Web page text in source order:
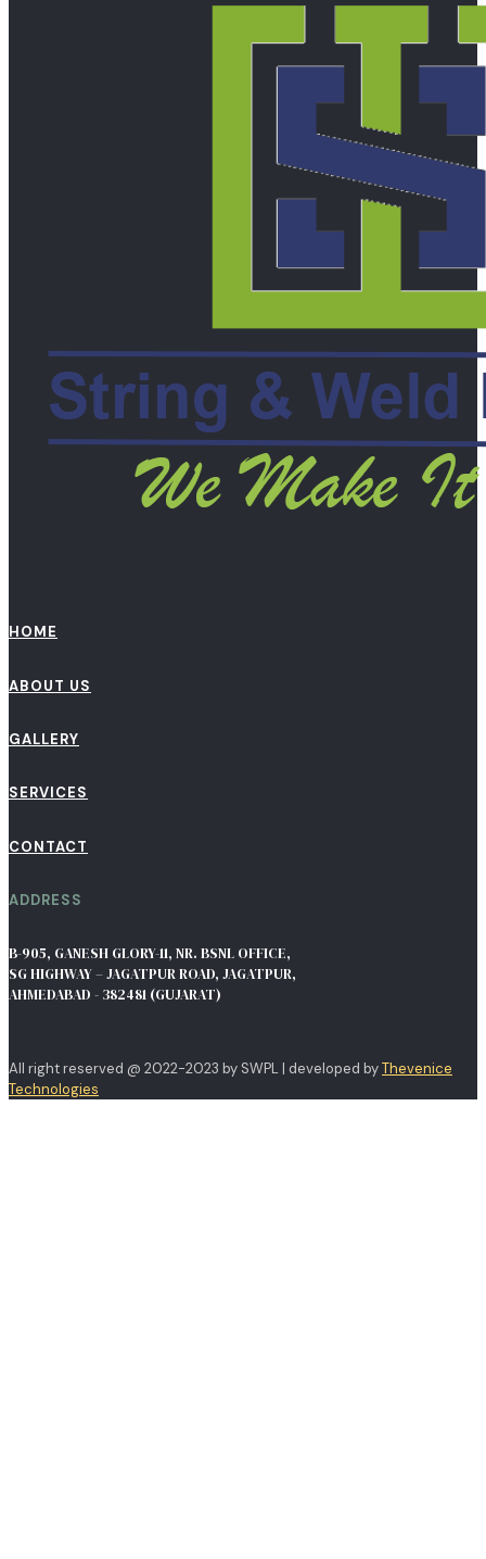
HOME
ABOUT US
GALLERY
SERVICES
CONTACT
ADDRESS
B-905, GANESH GLORY-11, NR. BSNL OFFICE,
SG HIGHWAY – JAGATPUR ROAD, JAGATPUR,
AHMEDABAD - 382481 (GUJARAT)
All right reserved @ 2022-2023 by SWPL | developed byThevenice
Technologies